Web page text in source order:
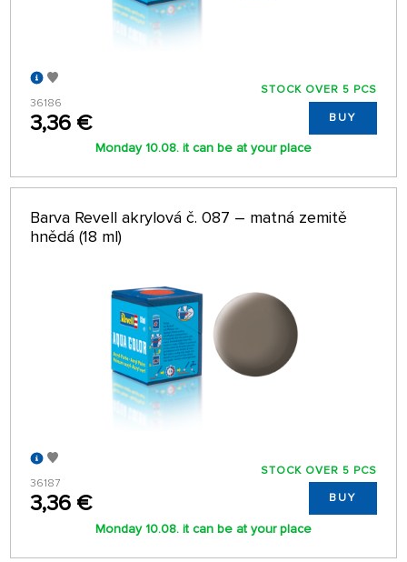
36186
3,36 €
STOCK OVER 5 PCS
BUY
Monday 10.08. it can be at your place
Barva Revell akrylová č. 087 – matná zemitě
hnědá (18 ml)
36187
3,36 €
STOCK OVER 5 PCS
BUY
Monday 10.08. it can be at your place